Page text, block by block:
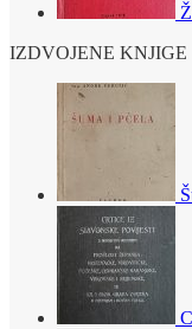
IZDVOJENE KNJIGE